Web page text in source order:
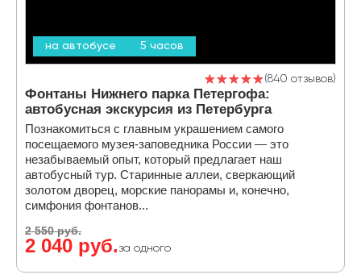
на автобусе 5 часов
840 отзывов
Фонтаны Нижнего парка Петергофа:
автобусная экскурсия из Петербурга
Познакомиться с главным украшением самого
посещаемого музея-заповедника России — это
незабываемый опыт, который предлагает наш
автобусный тур. Старинные аллеи, сверкающий
золотом дворец, морские панорамы и, конечно,
симфония фонтанов...
2 550 руб.
2 040 руб. за одного